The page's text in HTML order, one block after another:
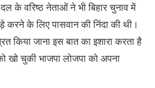
के वरिष्ठ नेताओं ने भी बिहार चुनाव में
के लिए पासवान की निंदा की थी।
किया जाना इस बात का इशारा करता है
खो चुकी भाजपा लोजपा को अपना